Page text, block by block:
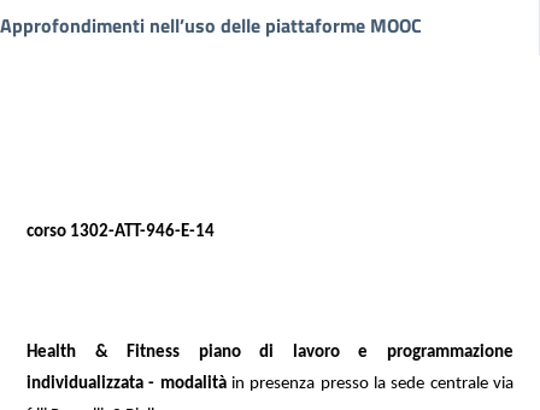
Approfondimenti nell’uso delle piattaforme MOOC
corso 1302-ATT-946-E-14
Health & Fitness piano di lavoro e programmazione
individualizzata - modalità in presenza presso la sede centrale via